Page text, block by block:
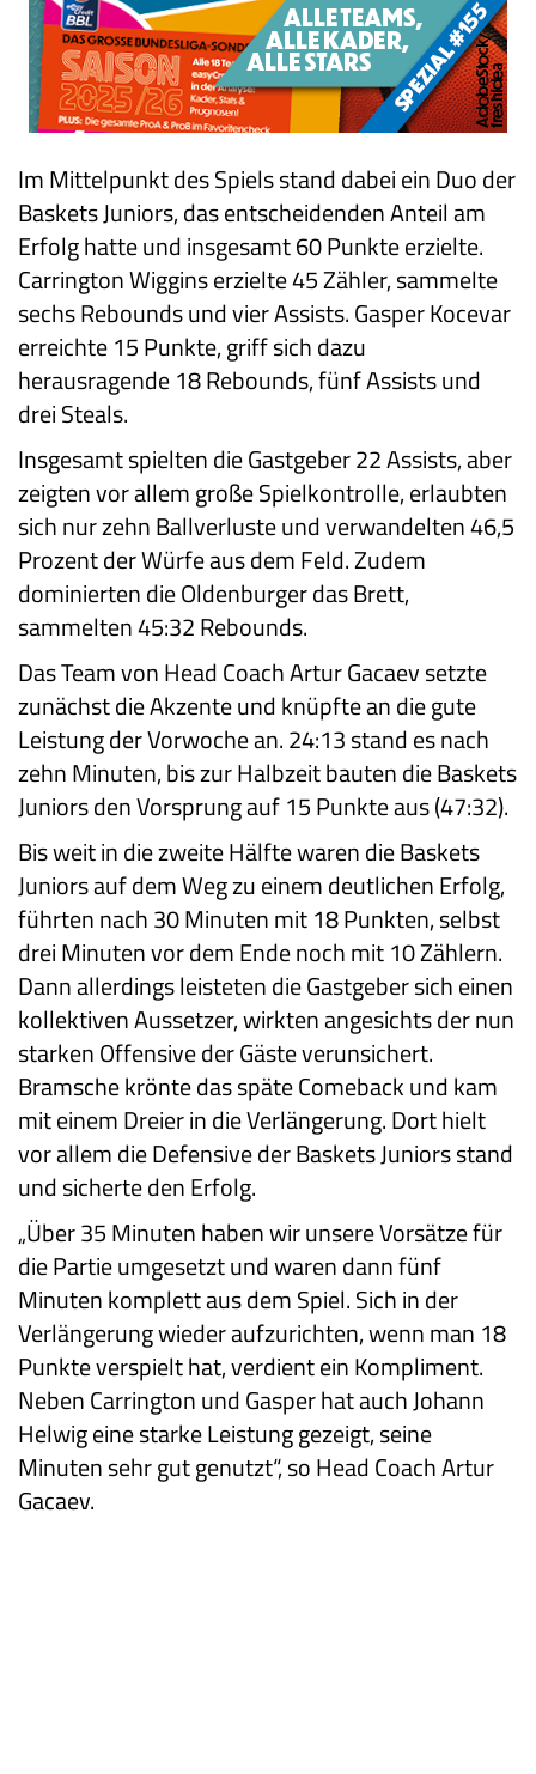
Im Mittelpunkt des Spiels stand dabei ein Duo der
Baskets Juniors, das entscheidenden Anteil am
Erfolg hatte und insgesamt 60 Punkte erzielte.
Carrington Wiggins erzielte 45 Zähler, sammelte
sechs Rebounds und vier Assists. Gasper Kocevar
erreichte 15 Punkte, griff sich dazu
herausragende 18 Rebounds, fünf Assists und
drei Steals.
Insgesamt spielten die Gastgeber 22 Assists, aber
zeigten vor allem große Spielkontrolle, erlaubten
sich nur zehn Ballverluste und verwandelten 46,5
Prozent der Würfe aus dem Feld. Zudem
dominierten die Oldenburger das Brett,
sammelten 45:32 Rebounds.
Das Team von Head Coach Artur Gacaev setzte
zunächst die Akzente und knüpfte an die gute
Leistung der Vorwoche an. 24:13 stand es nach
zehn Minuten, bis zur Halbzeit bauten die Baskets
Juniors den Vorsprung auf 15 Punkte aus (47:32).
Bis weit in die zweite Hälfte waren die Baskets
Juniors auf dem Weg zu einem deutlichen Erfolg,
führten nach 30 Minuten mit 18 Punkten, selbst
drei Minuten vor dem Ende noch mit 10 Zählern.
Dann allerdings leisteten die Gastgeber sich einen
kollektiven Aussetzer, wirkten angesichts der nun
starken Offensive der Gäste verunsichert.
Bramsche krönte das späte Comeback und kam
mit einem Dreier in die Verlängerung. Dort hielt
vor allem die Defensive der Baskets Juniors stand
und sicherte den Erfolg.
„Über 35 Minuten haben wir unsere Vorsätze für
die Partie umgesetzt und waren dann fünf
Minuten komplett aus dem Spiel. Sich in der
Verlängerung wieder aufzurichten, wenn man 18
Punkte verspielt hat, verdient ein Kompliment.
Neben Carrington und Gasper hat auch Johann
Helwig eine starke Leistung gezeigt, seine
Minuten sehr gut genutzt“, so Head Coach Artur
Gacaev.